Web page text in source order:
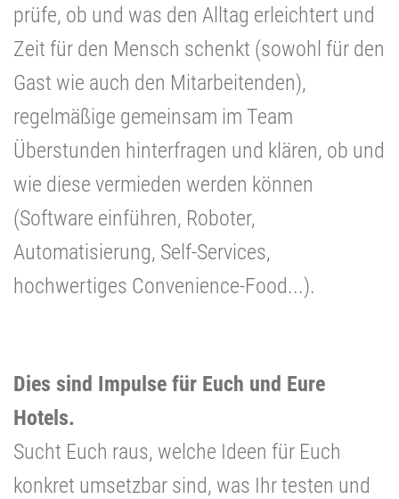
prüfe, ob und was den Alltag erleichtert und
Zeit für den Mensch schenkt (sowohl für den
Gast wie auch den Mitarbeitenden),
regelmäßige gemeinsam im Team
Überstunden hinterfragen und klären, ob und
wie diese vermieden werden können
(Software einführen, Roboter,
Automatisierung, Self-Services,
hochwertiges Convenience-Food...).
Dies sind Impulse für Euch und Eure
Hotels.
Sucht Euch raus, welche Ideen für Euch
konkret umsetzbar sind, was Ihr testen und